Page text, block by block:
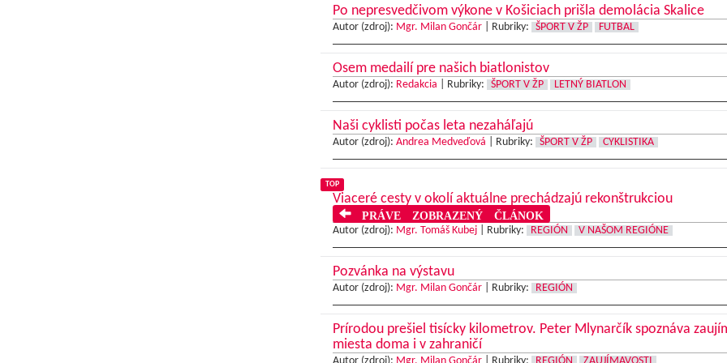
Po nepresvedčivom výkone v Košiciach prišla demolácia Skalice
Autor (zdroj): Mgr. Milan Gončár| Rubriky: ŠPORT V ŽP FUTBAL
Osem medailí pre našich biatlonistov
Autor (zdroj): Redakcia Rubriky: ŠPORT V ŽP LETNÝ BIATLON
Naši cyklisti počas leta nezaháľajú
Autor (zdroj): Andrea Medveďová Rubriky: ŠPORT V ŽP CYKLISTIKA
TOP
Viaceré cesty v okolí aktuálne prechádzajú rekonštrukciou
PRÁVE ZOBRAZENÝ ČLÁNOK
Autor (zdroj): Mgr. Tomáš Kubej| Rubriky: REGIÓN V NAŠOM REGIÓNE
Pozvánka na výstavu
Autor (zdroj): Mgr. Milan Gončár| Rubriky: REGIÓN
Prírodou prešiel tisícky kilometrov. Peter Mlynarčík spoznáva
miesta doma i v zahraničí